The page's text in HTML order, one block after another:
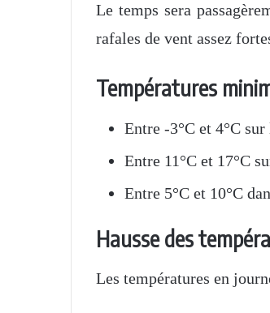
Le temps sera
rafales de vent assez
Températures
Entre -3°C et 4°C
Entre 11°C et 17°C
Entre 5°C et 10°C
Hausse des
Les températures en